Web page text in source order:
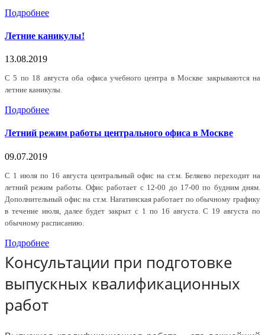
Подробнее
Летние каникулы!
13.08.2019
С 5 по 18 августа оба офиса учебного центра в Москве закрываются на
летние каникулы.
Подробнее
Летний режим работы центрального офиса в Москве
09.07.2019
С 1 июля по 16 августа центральный офис на ст.м. Беляево переходит на
летний режим работы. Офис работает с 12-00 до 17-00 по будним дням.
Дополнительный офис на ст.м. Нагатинская работает по обычному графику
в течение июля, далее будет закрыт с 1 по 16 августа. С 19 августа по
обычному расписанию.
Подробнее
Консультации при подготовке
выпускных квалификационных
работ